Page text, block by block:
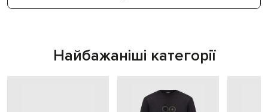
Найбажаніші категорії